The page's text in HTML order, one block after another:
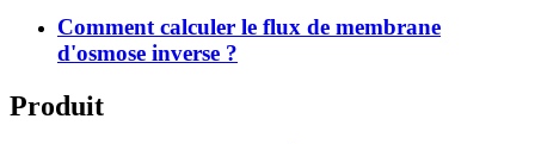
Comment calculer le flux de membrane
d'osmose inverse ?
Produit